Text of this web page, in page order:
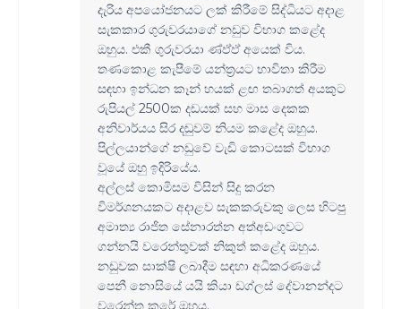
දැරිය අපයෝජනයට ලක් කිරීමේ සිද්ධියට අදාළ
සැකකාර ගුරුවරයාගේ නඩුව විභාග කළේද
ඔහුය. එකී ගුරුවරයා ණ්ඵ්ඵ් අයෙක් විය.
තණකොළ කැපීමේ යන්ත්‍රයට භාවිතා කිරීම
සඳහා ඉන්ධන කෑන් හයක් ළඟ තබාගත් අයකුට
රුපියල් 2500ක දඩයක් සහ මාස දෙකක
අනිවාර්යය සිර දඬුවම් නියම කළේද ඔහුය.
පිල්ලයාන්ගේ නඩුවේ වැඩි කොටසක් විභාග
වූයේ ඔහු ඉදිරියේය.
අල්ලස් කොමිසම විසින් සිදු කරන
විමර්ශනයකට අදාළව සැකකරුවකු ලෙස හිටපු
අමාත්‍ය රාජිත සේනාරත්න අත්අඩංගුවට
ගන්නයි වරෙන්තුවක් නිකුත් කළේද ඔහුය.
නඩුවක සාක්ෂි ලබාදීම සඳහා අධිකරණයේ
පෙනී නොසියේ යයි කියා ඩග්ලස් දේවානන්දට
වරෙන්තු කරේ ඔහුය.